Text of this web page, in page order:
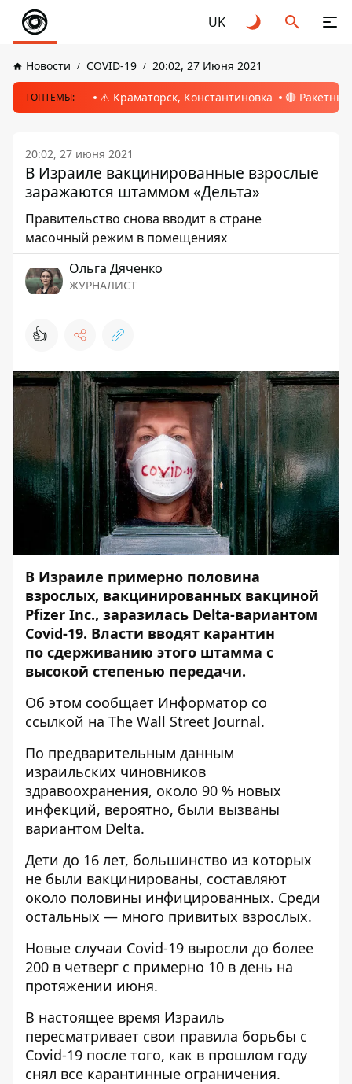
UK
Новости COVID-19 20:02, 27 Июня 2021
ТОПТЕМЫ: ⚠️ Краматорск, Константиновка 🔴
20:02, 27 июня 2021
В Израиле вакцинированные взрослые
заражаются штаммом «Дельта»
Правительство снова вводит в стране
масочный режим в помещениях
Ольга Дяченко
ЖУРНАЛИСТ
👍
В Израиле примерно половина
взрослых, вакцинированных вакциной
Pfizer Inc., заразилась Delta-вариантом
Covid-19. Власти вводят карантин
по сдерживанию этого штамма с
высокой степенью передачи.
Об этом сообщает Информатор со
ссылкой на The Wall Street Journal.
По предварительным данным
израильских чиновников
здравоохранения, около 90 % новых
инфекций, вероятно, были вызваны
вариантом Delta.
Дети до 16 лет, большинство из которых
не были вакцинированы, составляют
около половины инфицированных. Среди
остальных — много привитых взрослых.
Новые случаи Covid-19 выросли до более
200 в четверг с примерно 10 в день на
протяжении июня.
В настоящее время Израиль
пересматривает свои правила борьбы с
Covid-19 после того, как в прошлом году
снял все карантинные ограничения.